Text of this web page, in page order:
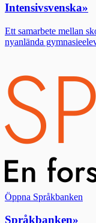
Intensivsvenska»
Ett samarbete mellan
nyanlända
Öppna Språkbanken
Språkbanken»